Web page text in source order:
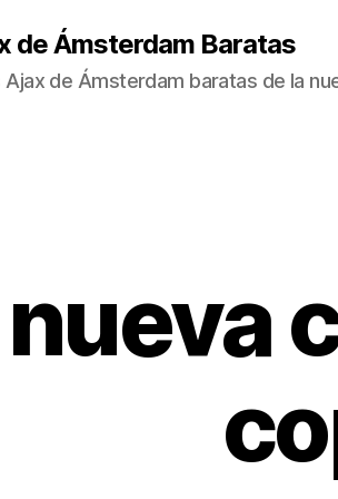
de Ámsterdam Baratas
de Ámsterdam baratas de la
nueva